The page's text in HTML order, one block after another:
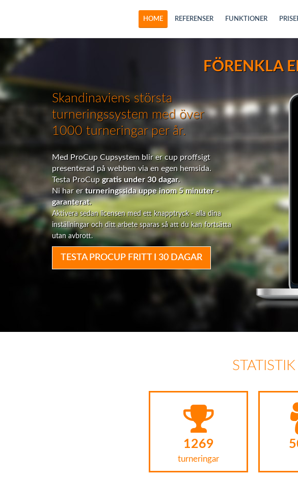
HOME REFERENSER FUNKTIONER
FÖRENKLA
Skandinaviens största
turneringssystem med över
1000 turneringar per år.
Med ProCup Cupsystem blir er cup proffsigt
presenterad på webben via en egen hemsida.
Testa ProCup gratis under 30 dagar.
Ni har erturneringssida uppe inom 5 minuter -
garanterat.
Aktivera sedan licensen med ett knapptryck - alla dina
inställningar och ditt arbete sparas så att du kan fortsätta
utan avbrott.
TESTA PROCUP FRITT I 30 DAGAR
1389
turneringar